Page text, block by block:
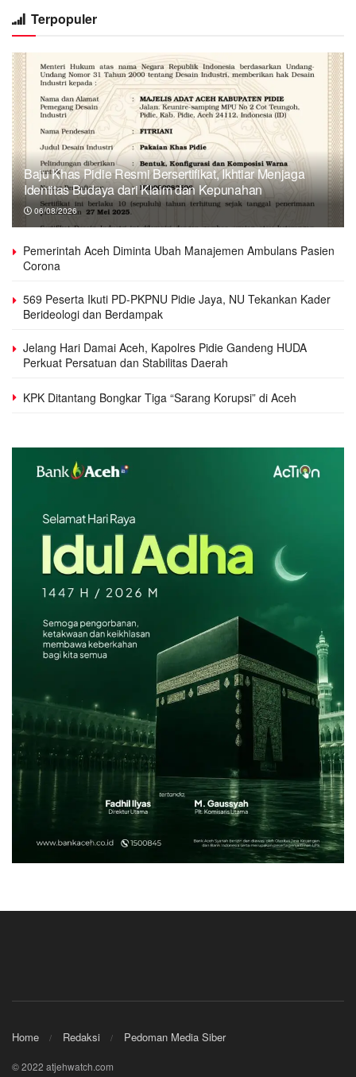
Terpopuler
Baju Khas Pidie Resmi Bersertifikat, Ikhtiar Menjaga
Identitas Budaya dari Klaim dan Kepunahan
06/08/2026
Pemerintah Aceh Diminta Ubah Manajemen Ambulans Pasien
Corona
569 Peserta Ikuti PD-PKPNU Pidie Jaya, NU Tekankan Kader
Berideologi dan Berdampak
Jelang Hari Damai Aceh, Kapolres Pidie Gandeng HUDA
Perkuat Persatuan dan Stabilitas Daerah
KPK Ditantang Bongkar Tiga “Sarang Korupsi” di Aceh
Home Redaksi Pedoman Media Siber
© 2022 atjehwatch.com